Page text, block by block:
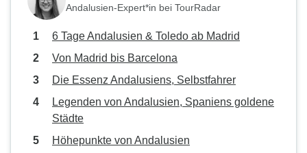
Andalusien-Expert*in bei TourRadar
6 Tage Andalusien & Toledo ab Madrid
Von Madrid bis Barcelona
Die Essenz Andalusiens, Selbstfahrer
Legenden von Andalusien, Spaniens goldene
Städte
Höhepunkte von Andalusien